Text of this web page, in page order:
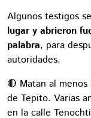
Algunos testigos
lugar y abrieron
palabra, para
autoridades.
🔴 Matan al
de Tepito. Varias
en la calle